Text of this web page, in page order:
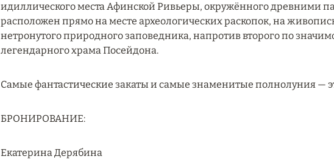
идиллического места Афинской Ривьеры, окружённого древними
расположен прямо на месте археологических раскопок, на
нетронутого природного заповедника, напротив второго по
легендарного храма Посейдона.
Самые фантастические закаты и самые знаменитые полнолуния —
БРОНИРОВАНИЕ:
Екатерина Дерябина